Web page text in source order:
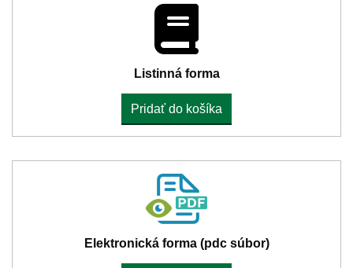
Listinná forma
Pridať do košíka
Elektronická forma (pdc súbor)